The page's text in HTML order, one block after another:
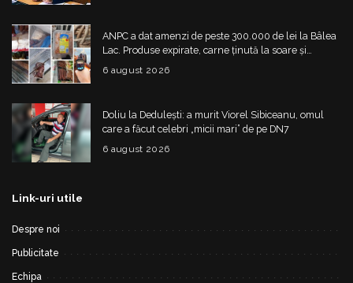
ANPC a dat amenzi de peste 300.000 de lei la Bâlea
Lac. Produse expirate, carne ținută la soare și
nereguli grave
6 august 2026
Doliu la Dedulești: a murit Viorel Sibiceanu, omul
care a făcut celebri „micii mari” de pe DN7
6 august 2026
Link-uri utile
Despre noi
Publicitate
Echipa